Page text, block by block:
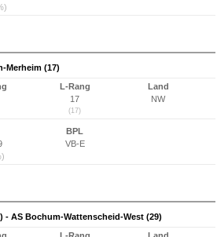
Merheim (17)
L-Rang
17
(17)
Land
NW
BPL
VB-E
- AS Bochum-Wattenscheid-West (29)